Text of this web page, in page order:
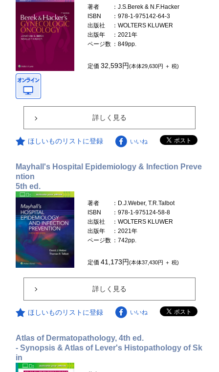
著者
：J.S.Berek & N.F.Hacker
ISBN
：978-1-975142-64-3
出版社
：WOLTERS KLUWER
出版年
：2021年
ページ数 ：849pp.
定価32,593円(本体29,630円 ＋ 税)
詳しく見る
ほしいものリストに登録 いいね
Mayhall's Hospital Epidemiology & Infection Preve
ntion
5th ed.
著者
：D.J.Weber, T.R.Talbot
ISBN
：978-1-975124-58-8
出版社
：WOLTERS KLUWER
出版年
：2021年
ページ数 ：742pp.
定価41,173円(本体37,430円 ＋ 税)
詳しく見る
ほしいものリストに登録 いいね
Atlas of Dermatopathology, 4th ed.
- Synopsis & Atlas of Lever's Histopathology of Sk
in